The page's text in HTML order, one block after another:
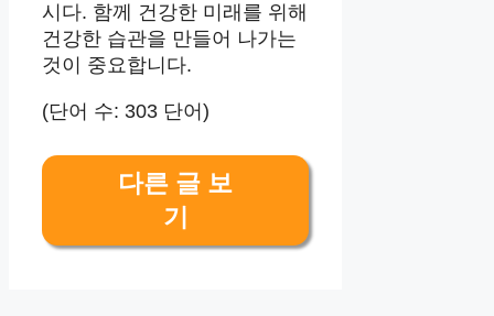
시다. 함께 건강한 미래를 위해
건강한 습관을 만들어 나가는
것이 중요합니다.
(단어 수: 303 단어)
다른 글 보
기